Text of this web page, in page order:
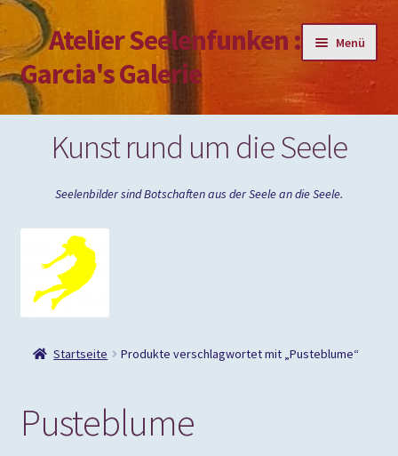
Zur
Navigation
springen
Zum
Inhalt
springen
Atelier Seelenfunken :
Garcia's Galerie
Menü
Mein Konto
Passwort vergessen
Kunst rund um die Seele
Seelenbilder sind Botschaften aus der Seele an die Seele.
Startseite Produkte verschlagwortet mit „Pusteblume“
Pusteblume